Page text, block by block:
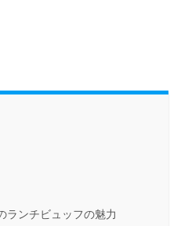
ランチビュッフの魅力